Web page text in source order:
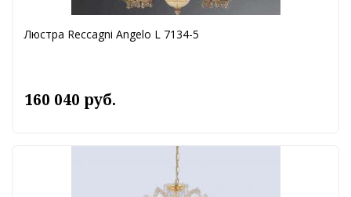
Люстра Reccagni Angelo L 7134-5
160 040 руб.